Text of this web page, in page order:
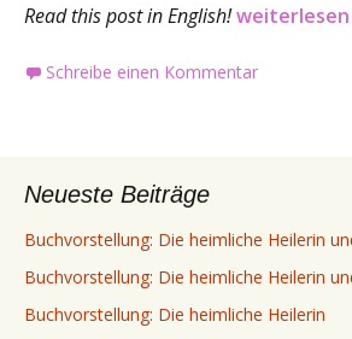
Read this post in English!French Open
weiterlesen
Schreibe einen Kommentar
Neueste Beiträge
Buchvorstellung: Die heimliche Heilerin
Buchvorstellung: Die heimliche Heilerin
Buchvorstellung: Die heimliche Heilerin